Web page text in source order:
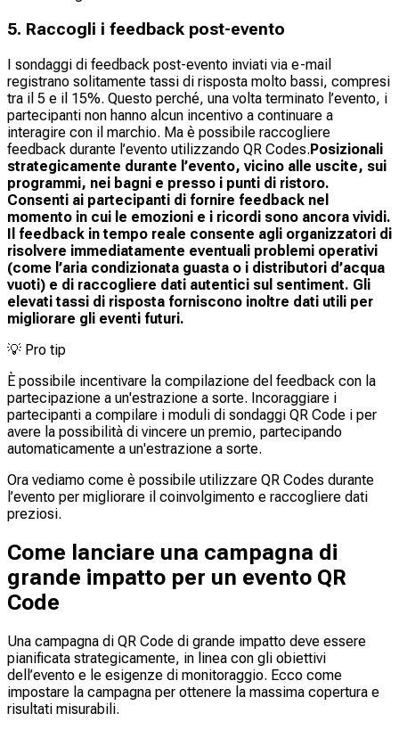
5. Raccogli i feedback post-evento
I sondaggi di feedback post-evento inviati via e-mail
registrano solitamente tassi di risposta molto bassi, compresi
tra il 5 e il 15%. Questo perché, una volta terminato l’evento, i
partecipanti non hanno alcun incentivo a continuare a
interagire con il marchio. Ma è possibile raccogliere
feedback durante l’evento utilizzando QR Codes.Posizionali
strategicamente durante l’evento, vicino alle uscite, sui
programmi, nei bagni e presso i punti di ristoro.
Consenti ai partecipanti di fornire feedback nel
momento in cui le emozioni e i ricordi sono ancora vividi.
Il feedback in tempo reale consente agli organizzatori di
risolvere immediatamente eventuali problemi operativi
(come l’aria condizionata guasta o i distributori d’acqua
vuoti) e di raccogliere dati autentici sul sentiment. Gli
elevati tassi di risposta forniscono inoltre dati utili per
migliorare gli eventi futuri.
💡 Pro tip
È possibile incentivare la compilazione del feedback con la
partecipazione a un'estrazione a sorte. Incoraggiare i
partecipanti a compilare i moduli di sondaggi QR Code i per
avere la possibilità di vincere un premio, partecipando
automaticamente a un'estrazione a sorte.
Ora vediamo come è possibile utilizzare QR Codes durante
l’evento per migliorare il coinvolgimento e raccogliere dati
preziosi.
Come lanciare una campagna di
grande impatto per un evento QR
Code
Una campagna di QR Code di grande impatto deve essere
pianificata strategicamente, in linea con gli obiettivi
dell’evento e le esigenze di monitoraggio. Ecco come
impostare la campagna per ottenere la massima copertura e
risultati misurabili.